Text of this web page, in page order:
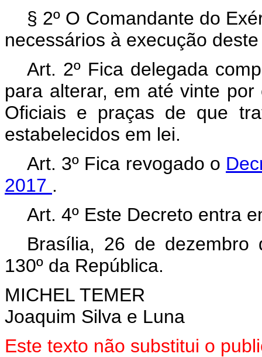
§ 2º O Comandante do
necessários à execução
Art. 2º Fica delegada
para alterar, em até vinte
Oficiais e praças de que
estabelecidos em lei.
Art. 3º Fica revogado o
2017 .
Art. 4º Este Decreto entra
Brasília, 26 de dezembro
130º da República.
MICHEL TEMER
Joaquim Silva e Luna
Este texto não substitui o